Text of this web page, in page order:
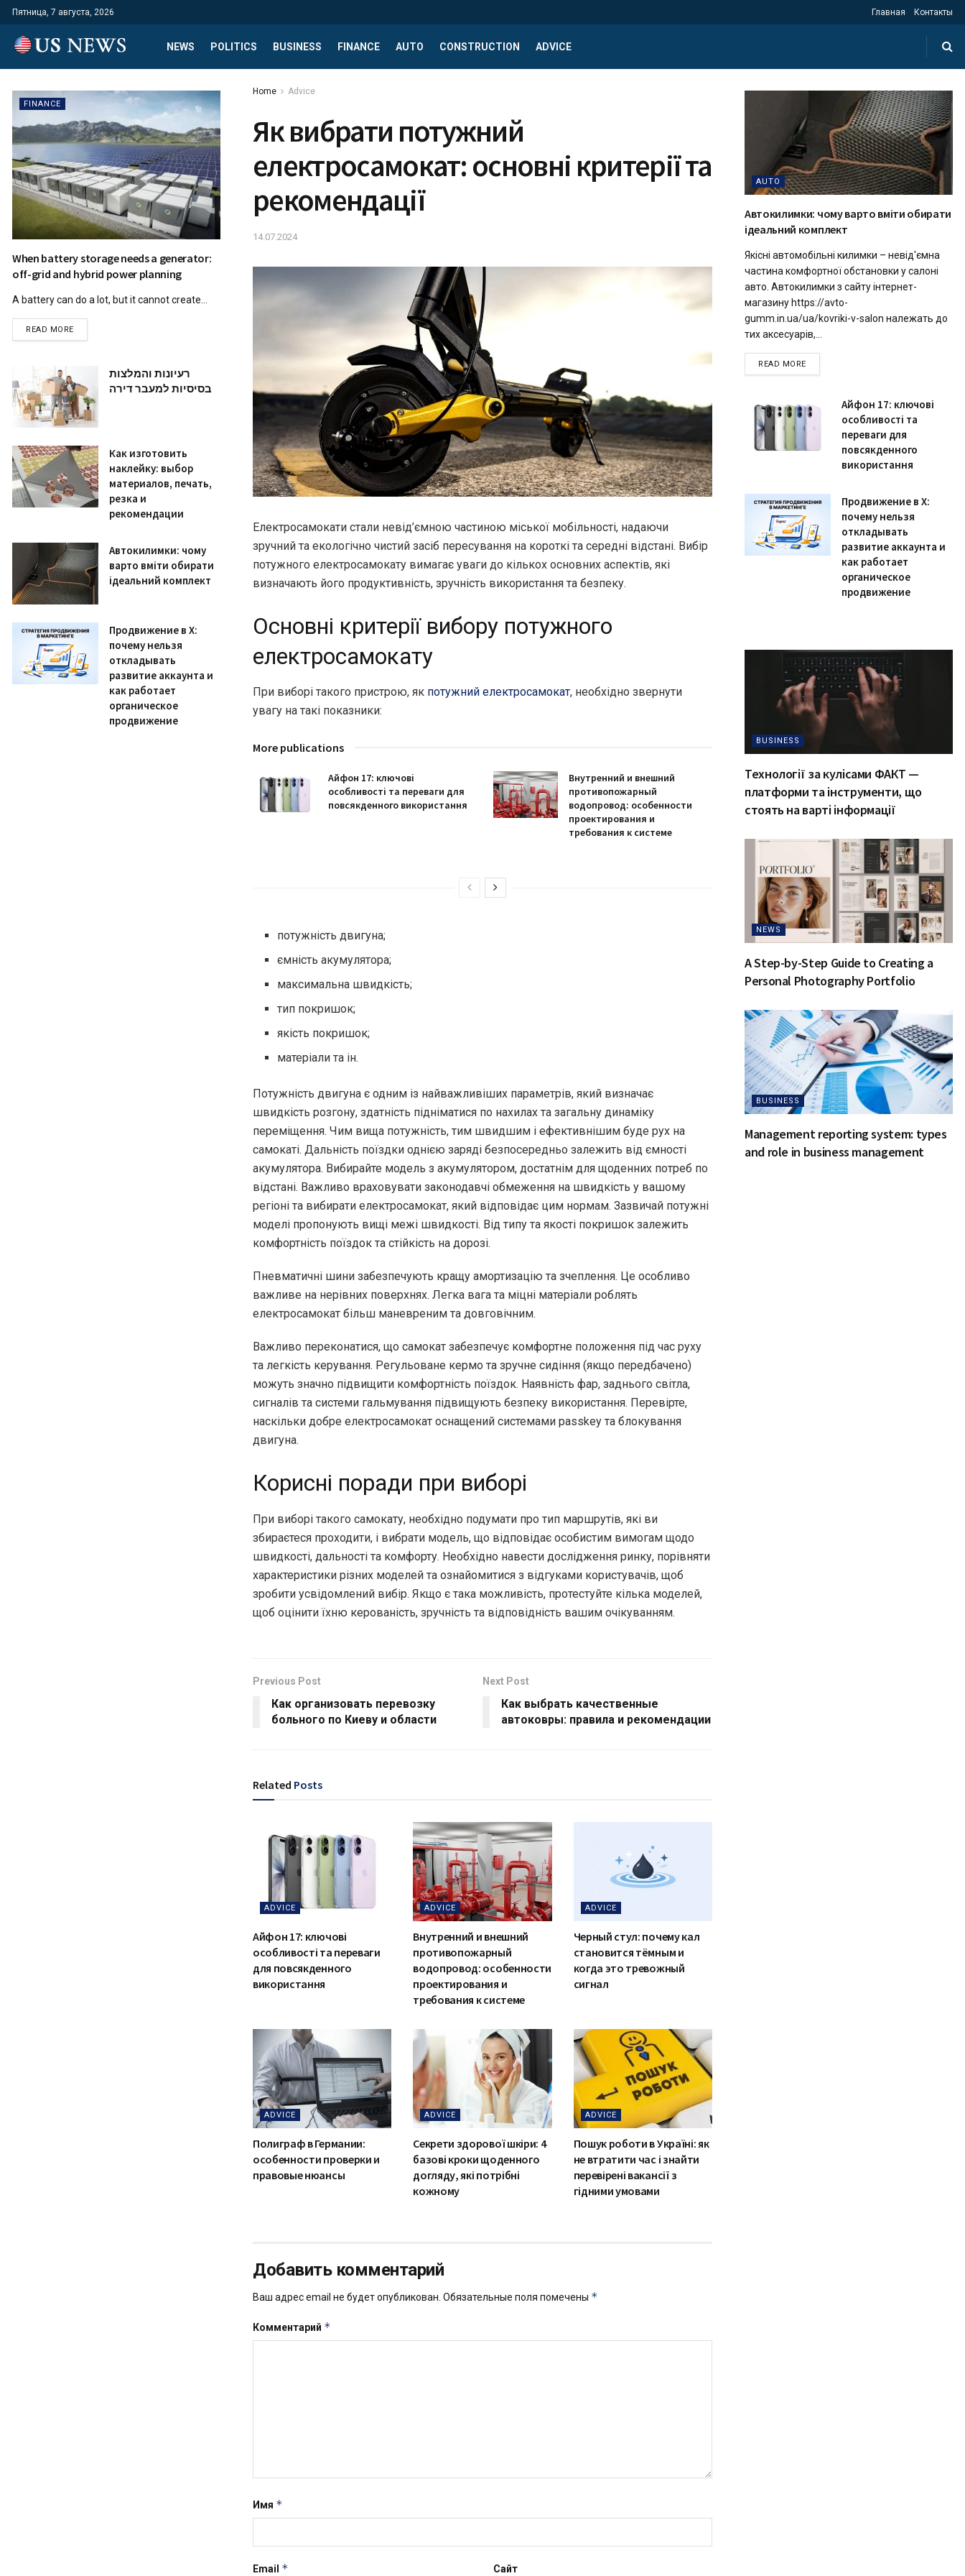
Пятница, 7 августа, 2026 Главная Контакты
NEWS POLITICS BUSINESS FINANCE AUTO CONSTRUCTION ADVICE
Home Advice
Як вибрати потужний
електросамокат: основні критерії та
рекомендації
14.07.2024
Електросамокати стали невід’ємною частиною міської мобільності, надаючи
зручний та екологічно чистий засіб пересування на короткі та середні відстані. Вибір
потужного електросамокату вимагає уваги до кількох основних аспектів, які
визначають його продуктивність, зручність використання та безпеку.
Основні критерії вибору потужного
електросамокату
При виборі такого пристрою, як потужний електросамокат, необхідно звернути
увагу на такі показники:
More publications
Айфон 17: ключові
особливості та переваги для
повсякденного використання
Внутренний и внешний
противопожарный
водопровод: особенности
проектирования и
требования к системе
потужність двигуна;
ємність акумулятора;
максимальна швидкість;
тип покришок;
якість покришок;
матеріали та ін.
Потужність двигуна є одним із найважливіших параметрів, який визначає
швидкість розгону, здатність підніматися по нахилах та загальну динаміку
переміщення. Чим вища потужність, тим швидшим і ефективнішим буде рух на
самокаті. Дальність поїздки однією заряді безпосередньо залежить від ємності
акумулятора. Вибирайте модель з акумулятором, достатнім для щоденних потреб по
відстані. Важливо враховувати законодавчі обмеження на швидкість у вашому
регіоні та вибирати електросамокат, який відповідає цим нормам. Зазвичай потужні
моделі пропонують вищі межі швидкості. Від типу та якості покришок залежить
комфортність поїздок та стійкість на дорозі.
Пневматичні шини забезпечують кращу амортизацію та зчеплення. Це особливо
важливе на нерівних поверхнях. Легка вага та міцні матеріали роблять
електросамокат більш маневреним та довговічним.
Важливо переконатися, що самокат забезпечує комфортне положення під час руху
та легкість керування. Регульоване кермо та зручне сидіння (якщо передбачено)
можуть значно підвищити комфортність поїздок. Наявність фар, заднього світла,
сигналів та системи гальмування підвищують безпеку використання. Перевірте,
наскільки добре електросамокат оснащений системами passkey та блокування
двигуна.
Корисні поради при виборі
При виборі такого самокату, необхідно подумати про тип маршрутів, які ви
збираєтеся проходити, і вибрати модель, що відповідає особистим вимогам щодо
швидкості, дальності та комфорту. Необхідно навести дослідження ринку, порівняти
характеристики різних моделей та ознайомитися з відгуками користувачів, щоб
зробити усвідомлений вибір. Якщо є така можливість, протестуйте кілька моделей,
щоб оцінити їхню керованість, зручність та відповідність вашим очікуванням.
Previous Post
Как организовать перевозку
больного по Киеву и области
Next Post
Как выбрать качественные
автоковры: правила и рекомендации
Related Posts
ADVICE
Айфон 17: ключові
особливості та переваги
для повсякденного
використання
ADVICE
Внутренний и внешний
противопожарный
водопровод: особенности
проектирования и
требования к системе
ADVICE
Черный стул: почему кал
становится тёмным и
когда это тревожный
сигнал
ADVICE
Полиграф в Германии:
особенности проверки и
правовые нюансы
ADVICE
Секрети здорової шкіри: 4
базові кроки щоденного
догляду, які потрібні
кожному
ADVICE
Пошук роботи в Україні: як
не втратити час і знайти
перевірені вакансії з
гідними умовами
Добавить комментарий
Ваш адрес email не будет опубликован. Обязательные поля помечены *
Комментарий *
Имя *
Email * Сайт
FINANCE
When battery storage needs a generator:
off-grid and hybrid power planning
A battery can do a lot, but it cannot create...
READ MORE
רעיונות והמלצות
בסיסיות למעבר דירה
Как изготовить
наклейку: выбор
материалов, печать,
резка и
рекомендации
Автокилимки: чому
варто вміти обирати
ідеальний комплект
Продвижение в X:
почему нельзя
откладывать
развитие аккаунта и
как работает
органическое
продвижение
AUTO
Автокилимки: чому варто вміти обирати
ідеальний комплект
Якісні автомобільні килимки – невід'ємна
частина комфортної обстановки у салоні
авто. Автокилимки з сайту інтернет-
магазину https://avto-
gumm.in.ua/ua/kovriki-v-salon належать до
тих аксесуарів,...
READ MORE
Айфон 17: ключові
особливості та
переваги для
повсякденного
використання
Продвижение в X:
почему нельзя
откладывать
развитие аккаунта и
как работает
органическое
продвижение
BUSINESS
Технології за кулісами ФАКТ —
платформи та інструменти, що
стоять на варті інформації
NEWS
A Step-by-Step Guide to Creating a
Personal Photography Portfolio
BUSINESS
Management reporting system: types
and role in business management